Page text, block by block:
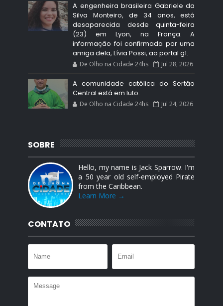
A engenheira brasileira Gabriele da
Silva Monteiro, de 34 anos, está
desaparecida desde quinta-feira
(23) em Lyon, na França. A
informação foi confirmada por uma
amiga dela, Lívia Possi, ao portal g1.
De Olho na Cidade 24hs Jul 28, 2026
A comunidade católica do Sertão
Central está em luto.
De Olho na Cidade 24hs Jul 24, 2026
SOBRE
Hello, my name is Jack Sparrow. I'm
a 50 year old self-employed Pirate
from the Caribbean.
Learn More →
CONTATO